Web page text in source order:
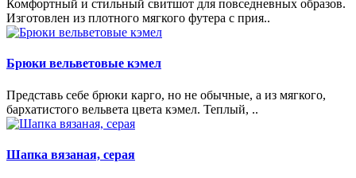
Комфортный и стильный свитшот для повседневных образов.
Изготовлен из плотного мягкого футера с прия..
Брюки вельветовые кэмел
Представь себе брюки карго, но не обычные, а из мягкого,
бархатистого вельвета цвета кэмел. Теплый, ..
Шапка вязаная, серая